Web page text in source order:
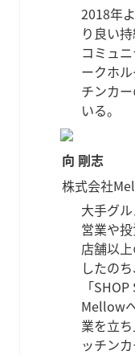
2018年
り良い
コミュ
ークホ
チンカ
いる。
向 剛志
株式会社
大手グ
営業や
店舗以
したの
「
Mellow
業を立
ッチン